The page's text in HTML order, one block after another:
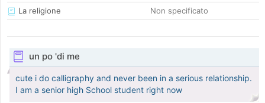
La religione
Non specificato
un po 'di me
cute i do calligraphy and never been in a serious relationship.
I am a senior high School student right now